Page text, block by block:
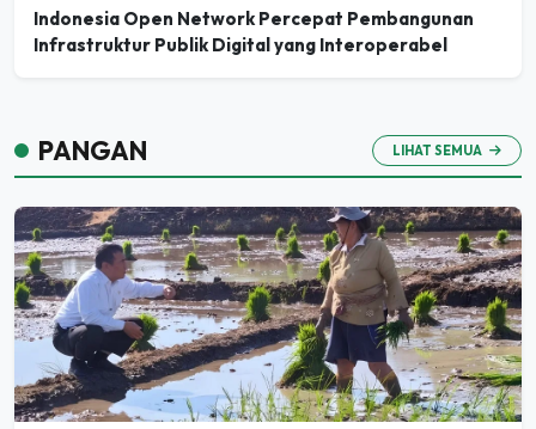
Indonesia Open Network Percepat Pembangunan
Infrastruktur Publik Digital yang Interoperabel
PANGAN LIHAT SEMUA